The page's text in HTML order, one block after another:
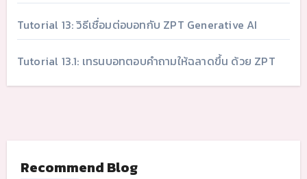
Tutorial 13: วิธีเชื่อมต่อบอทกับ ZPT Generative AI
Tutorial 13.1: เทรนบอทตอบคำถามให้ฉลาดขึ้น ด้วย ZPT
Recommend Blog